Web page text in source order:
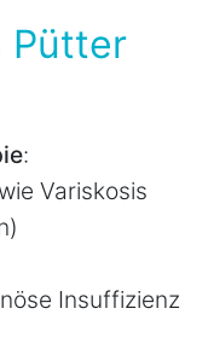
Pütter
:
Variskosis
Insuffizienz